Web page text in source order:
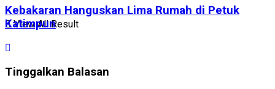
View All Result
Kebakaran Hanguskan Lima Rumah di Petuk
Katimpun
Tinggalkan Balasan